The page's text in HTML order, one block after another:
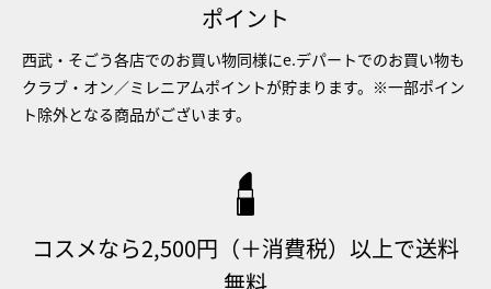
ポイント
西武・そごう各店でのお買い物同様にe.デパートでのお買い物も
クラブ・オン／ミレニアムポイントが貯まります。※一部ポイン
ト除外となる商品がございます。
コスメなら2,500円（＋消費税）以上で送料
無料